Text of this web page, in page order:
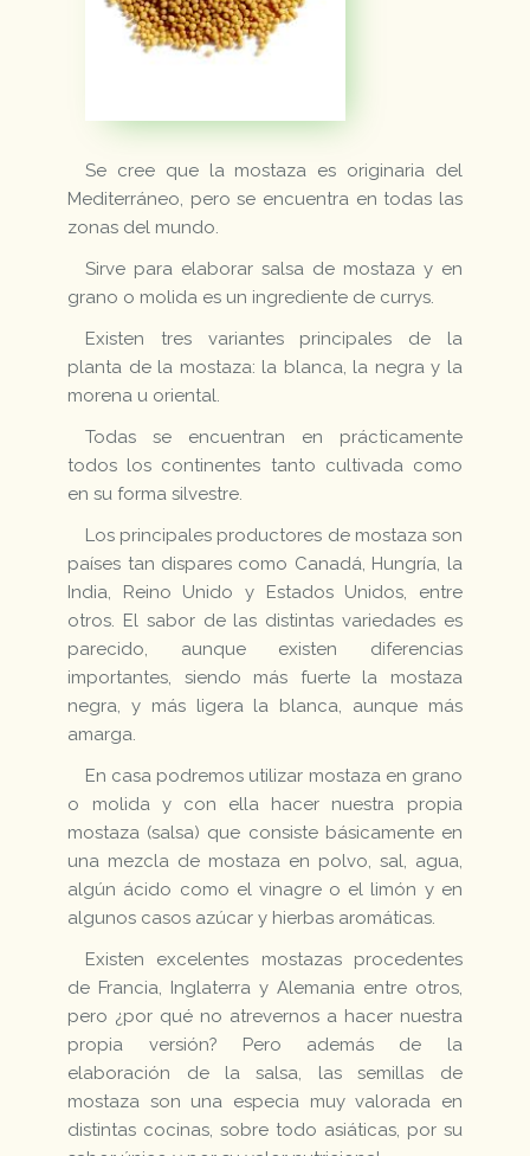
Se cree que la mostaza es originaria del
Mediterráneo, pero se encuentra en todas las
zonas del mundo.
Sirve para elaborar salsa de mostaza y en
grano o molida es un ingrediente de currys.
Existen tres variantes principales de la
planta de la mostaza: la blanca, la negra y la
morena u oriental.
Todas se encuentran en prácticamente
todos los continentes tanto cultivada como
en su forma silvestre.
Los principales productores de mostaza son
países tan dispares como Canadá, Hungría, la
India, Reino Unido y Estados Unidos, entre
otros. El sabor de las distintas variedades es
parecido, aunque existen diferencias
importantes, siendo más fuerte la mostaza
negra, y más ligera la blanca, aunque más
amarga.
En casa podremos utilizar mostaza en grano
o molida y con ella hacer nuestra propia
mostaza (salsa) que consiste básicamente en
una mezcla de mostaza en polvo, sal, agua,
algún ácido como el vinagre o el limón y en
algunos casos azúcar y hierbas aromáticas.
Existen excelentes mostazas procedentes
de Francia, Inglaterra y Alemania entre otros,
pero ¿por qué no atrevernos a hacer nuestra
propia versión? Pero además de la
elaboración de la salsa, las semillas de
mostaza son una especia muy valorada en
distintas cocinas, sobre todo asiáticas, por su